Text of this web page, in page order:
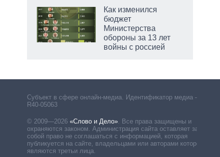
Как изменился
бюджет
Министерства
обороны за 13 лет
войны с россией
Субъект в сфере онлайн-медиа. Идентификатор медиа –
R40-05063
© 2009—2026 «Слово и Дело». Все права защищены и
охраняются законом. Администрация сайта оставляет за
собой право не соглашаться с информацией, которая
публикуется на сайте, владельцами или авторами которой
являются третьи лица.